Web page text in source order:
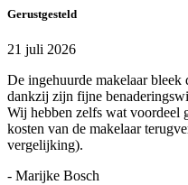
Gerustgesteld
21 juli 2026
De ingehuurde makelaar
dankzij zijn fijne
Wij hebben zelfs wat voordeel
kosten van de makelaar
vergelijking).
- Marijke Bosch